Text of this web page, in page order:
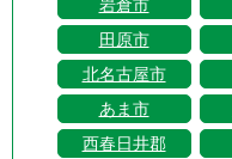
岩倉市
田原市
北名古屋市
あま市
西春日井郡